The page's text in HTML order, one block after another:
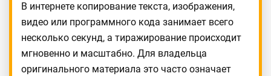
В интернете копирование текста, изображения,
видео или программного кода занимает всего
несколько секунд, а тиражирование происходит
мгновенно и масштабно. Для владельца
оригинального материала это часто означает